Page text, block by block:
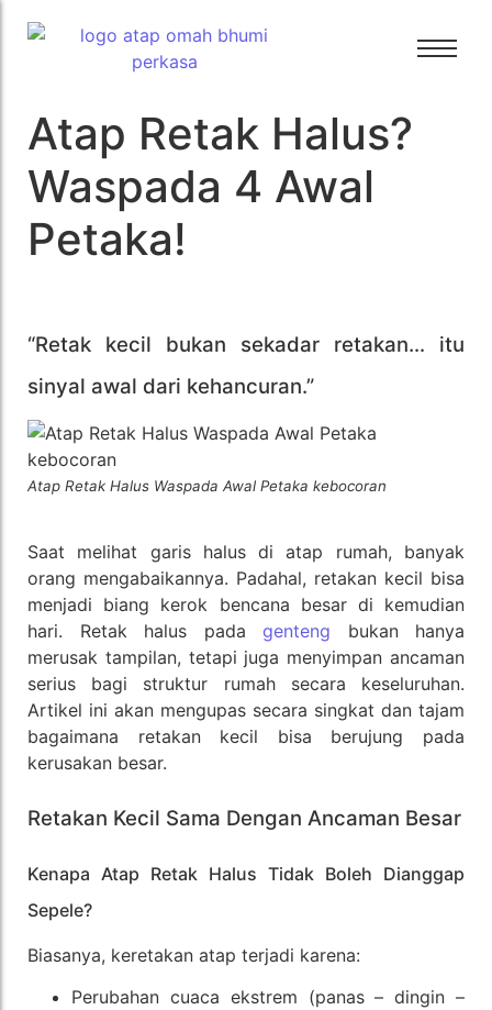
Bali Bitumen
CTI
Tarkey
Bali Bitumen
CTI
GAF
GRC
Tegola
Atap Retak Halus?
Waspada 4 Awal
Petaka!
“Retak kecil bukan sekadar retakan… itu
sinyal awal dari kehancuran.”
Atap Retak Halus Waspada Awal Petaka kebocoran
Saat melihat garis halus di atap rumah, banyak
orang mengabaikannya. Padahal, retakan kecil bisa
menjadi biang kerok bencana besar di kemudian
hari. Retak halus pada genteng bukan hanya
merusak tampilan, tetapi juga menyimpan ancaman
serius bagi struktur rumah secara keseluruhan.
Artikel ini akan mengupas secara singkat dan tajam
bagaimana retakan kecil bisa berujung pada
kerusakan besar.
Retakan Kecil Sama Dengan Ancaman Besar
Kenapa Atap Retak Halus Tidak Boleh Dianggap
Sepele?
Biasanya, keretakan atap terjadi karena:
Perubahan cuaca ekstrem (panas – dingin –